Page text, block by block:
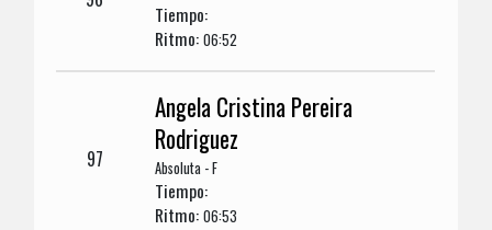
Tiempo:
Ritmo:06:52
97
Angela Cristina Pereira
Rodriguez
Absoluta - F
Tiempo:
Ritmo:06:53